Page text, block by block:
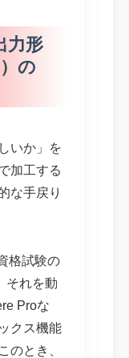
力形
の
いか」を
加工する
な手戻り
格試験の
それを動
Proな
クス機能
のとき、